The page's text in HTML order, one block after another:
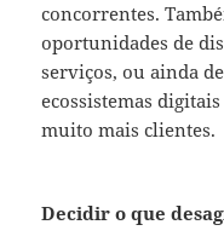
concorrentes.
oportunidades de
serviços, ou ainda
ecossistemas
muito mais clientes.
Decidir o que